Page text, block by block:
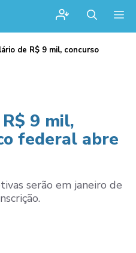
de R$ 9 mil, concurso
9 mil,
federal abre
serão em janeiro de